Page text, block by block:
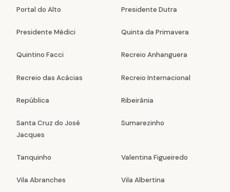
Portal do Alto Presidente Dutra
Presidente Médici Quinta da Primavera
Quintino Facci Recreio Anhanguera
Recreio das Acácias Recreio Internacional
República Ribeirânia
Santa Cruz do José
Jacques
Sumarezinho
Tanquinho Valentina Figueiredo
Vila Abranches Vila Albertina